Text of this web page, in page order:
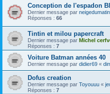
Conception de l'espadon
Dernier message par neigedumatin
Réponses : 66
Tintin et milou papercraft
Dernier message par Michel
Réponses : 7
Voiture Batman années 40
Dernier message par didier69 «
Dofus creation
Dernier message par Toyouuu «
Réponses : 7